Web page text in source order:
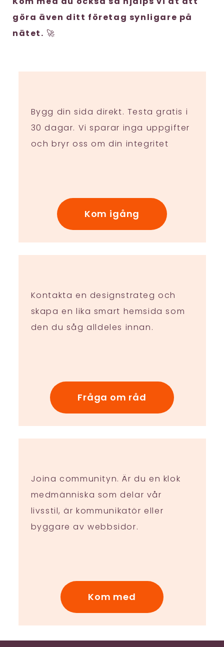
göra även ditt företag synligare på
nätet. 🚀
Bygg din sida direkt. Testa gratis i
30 dagar. Vi sparar inga uppgifter
och bryr oss om din integritet
Kom igång
Kontakta en designstrateg och
skapa en lika smart hemsida som
den du såg alldeles innan.
Fråga om råd
Joina communityn. Är du en klok
medmänniska som delar vår
livsstil, är kommunikatör eller
byggare av webbsidor.
Kom med